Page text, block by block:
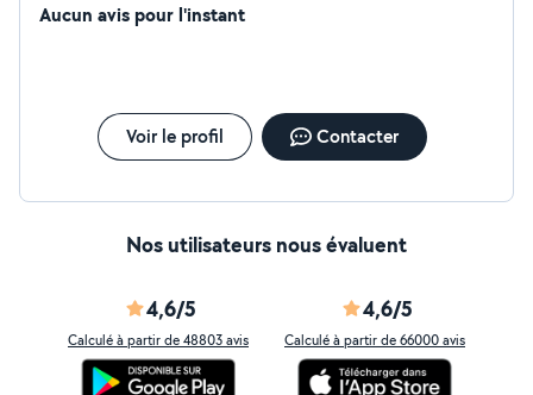
Aucun avis pour l'instant
Voir le profil Contacter
Nos utilisateurs nous évaluent
4,6/5
Calculé à partir de 48803 avis
4,6/5
Calculé à partir de 66000 avis